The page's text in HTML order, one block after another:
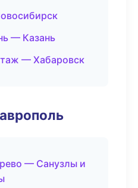
— Казань
— Хабаровск
— Санузлы и